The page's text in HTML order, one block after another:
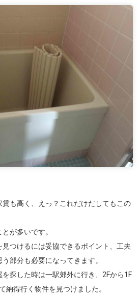
も高く、えっ？これだけだしてもこの
が多いです。
つけるには妥協できるポイント、工夫
部分も必要になってきます。
探した時は一駅郊外に行き、2Fから1F
納得行く物件を見つけました。